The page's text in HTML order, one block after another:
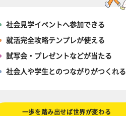
社会見学イベントへ参加できる
就活完全攻略テンプレが使える
試写会・プレゼントなどが当たる
社会人や学生とのつながりがつくれる
一歩を踏み出せば世界が変わる